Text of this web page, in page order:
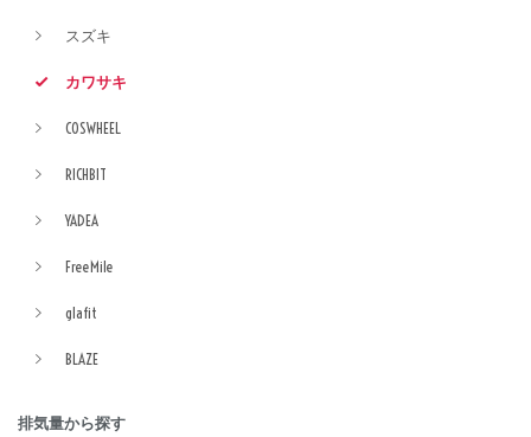
スズキ
カワサキ
COSWHEEL
RICHBIT
YADEA
FreeMile
glafit
BLAZE
排気量から探す